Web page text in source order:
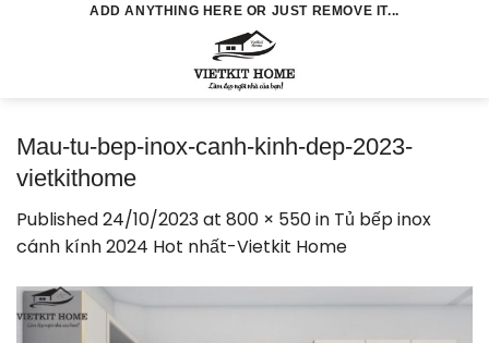
ADD ANYTHING HERE OR JUST REMOVE IT...
Mau-tu-bep-inox-canh-kinh-dep-2023-
vietkithome
Published24/10/2023at 800 × 550in Tủ bếp inox
cánh kính 2024 Hot nhất-Vietkit Home